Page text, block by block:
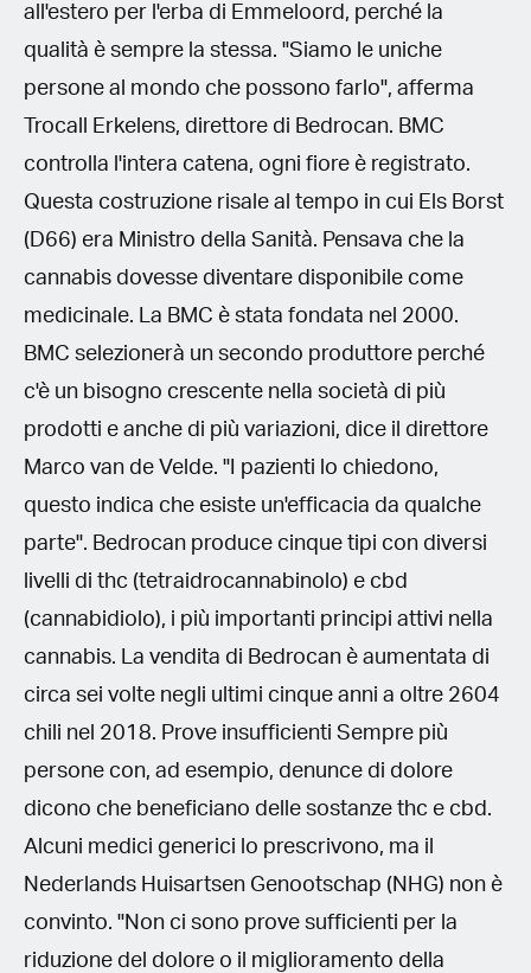
all'estero per l'erba di Emmeloord, perché la
qualità è sempre la stessa. "Siamo le uniche
persone al mondo che possono farlo", afferma
Trocall Erkelens, direttore di Bedrocan. BMC
controlla l'intera catena, ogni fiore è registrato.
Questa costruzione risale al tempo in cui Els Borst
(D66) era Ministro della Sanità. Pensava che la
cannabis dovesse diventare disponibile come
medicinale. La BMC è stata fondata nel 2000.
BMC selezionerà un secondo produttore perché
c'è un bisogno crescente nella società di più
prodotti e anche di più variazioni, dice il direttore
Marco van de Velde. "I pazienti lo chiedono,
questo indica che esiste un'efficacia da qualche
parte". Bedrocan produce cinque tipi con diversi
livelli di thc (tetraidrocannabinolo) e cbd
(cannabidiolo), i più importanti principi attivi nella
cannabis. La vendita di Bedrocan è aumentata di
circa sei volte negli ultimi cinque anni a oltre 2604
chili nel 2018. Prove insufficienti Sempre più
persone con, ad esempio, denunce di dolore
dicono che beneficiano delle sostanze thc e cbd.
Alcuni medici generici lo prescrivono, ma il
Nederlands Huisartsen Genootschap (NHG) non è
convinto. "Non ci sono prove sufficienti per la
riduzione del dolore o il miglioramento della